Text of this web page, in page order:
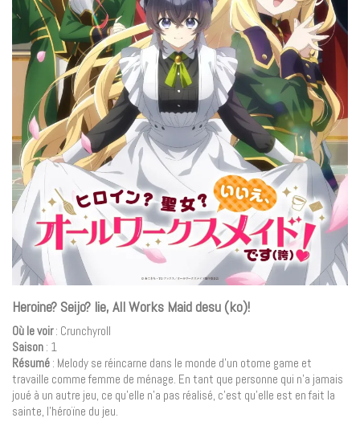
Heroine? Seijo? Iie, All Works Maid desu (ko)!
Où le voir: Crunchyroll
Saison : 1
Résumé : Melody se réincarne dans le monde d’un otome game et
travaille comme femme de ménage. En tant que personne qui n’a jamais
joué à un autre jeu, ce qu’elle n’a pas réalisé, c’est qu’elle est en fait la
sainte, l’héroïne du jeu.